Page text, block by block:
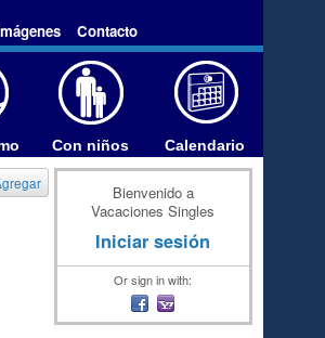
Contacto
Con niños Calendario
Bienvenido a
Vacaciones Singles
Iniciar sesión
Or sign in with: